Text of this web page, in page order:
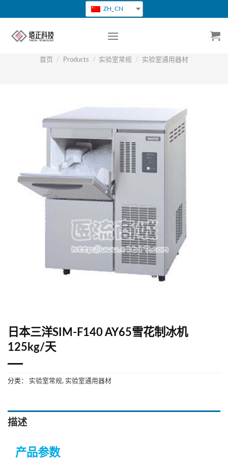
转
ZH_CN
首页 / Products / 实验室常规 / 实验室通用器材
日本三洋SIM-F140 AY65雪花制冰机
125kg/天
分类： 实验室常规, 实验室通用器材
描述
产品参数